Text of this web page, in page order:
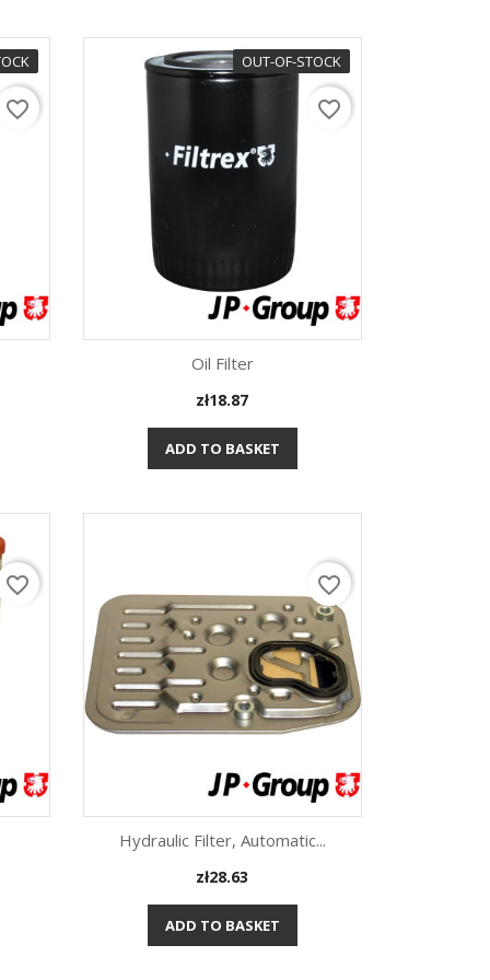
favorite_border
OUT-OF-STOCK
Quick view
Oil Filter
Price
zł18.87
ADD TO BASKET
favorite_border
favorite_border
Quick view
Hydraulic Filter, Automatic...
Price
zł28.63
ADD TO BASKET
favorite_border